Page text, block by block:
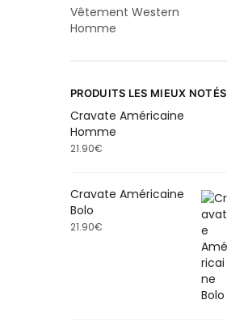
Vêtement Western
Homme
PRODUITS LES MIEUX NOTÉS
Cravate Américaine
Homme
21.90€
Cravate Américaine
Bolo
21.90€